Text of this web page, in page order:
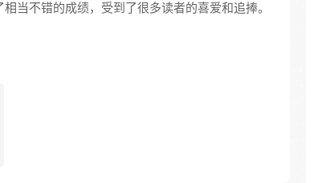
当不错的成绩，受到了很多读者的喜爱和追捧。